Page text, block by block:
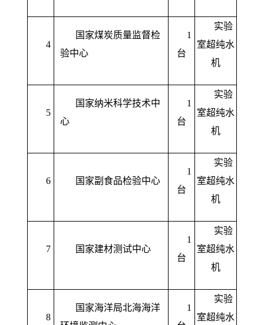
4
国家煤炭质量监督检
验中心
1
台
实验
室超纯水
机
5
国家纳米科学技术中
心
1
台
实验
室超纯水
机
6 国家副食品检验中心
1
台
实验
室超纯水
机
7 国家建材测试中心
1
台
实验
室超纯水
机
8
国家海洋局北海海洋
1
实验
室超纯水